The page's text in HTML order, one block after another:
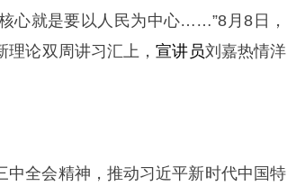
心就是要以人民为中心……”8月8日，
理论双周讲习汇上，宣讲员刘嘉热情洋
全会精神，推动习近平新时代中国特